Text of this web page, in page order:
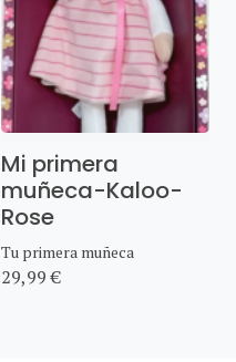
Mi primera
muñeca-Kaloo-
Rose
Tu primera muñeca
29,99 €